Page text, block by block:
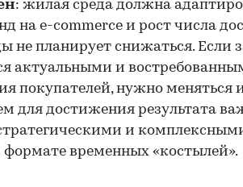
: жилая среда должна
на e-commerce и рост числа
не планирует снижаться. Если
актуальными и
покупателей, нужно меняться
для достижения результата
и
формате временных «костылей».